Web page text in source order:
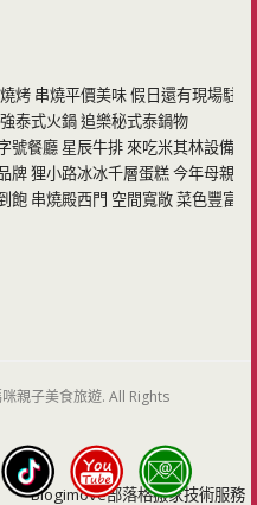
烤 串燒平價美味 假日還有現場駐
泰式火鍋 追樂秘式泰鍋物
號餐廳 星辰牛排 來吃米其林設備
牌 狸小路冰冰千層蛋糕 今年母親
飽 串燒殿西門 空間寬敞 菜色豐富
親子美食旅遊. All Rights
Blogimove部落格搬家技術服務